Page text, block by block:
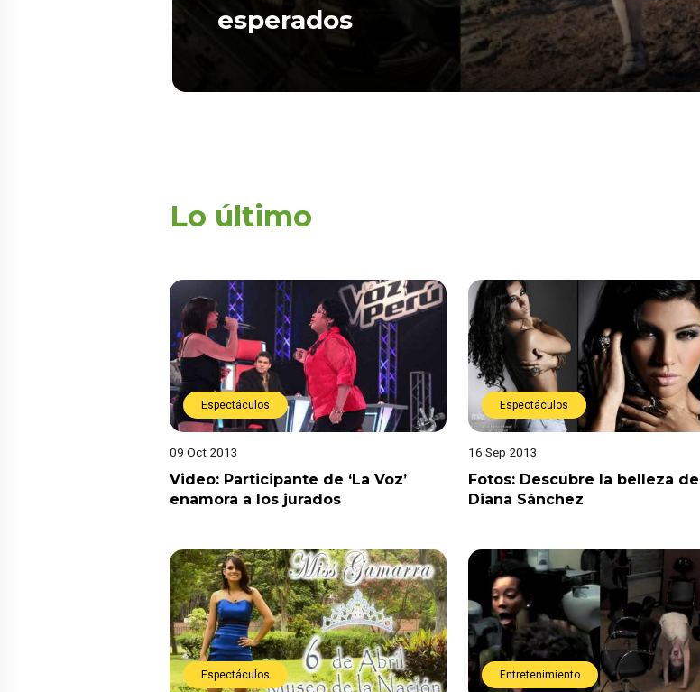
esperados
Lo último
Espectáculos
09 Oct 2013
Video: Participante de ‘La Voz’
enamora a los jurados
Espectáculos
16 Sep 2013
Fotos: Descubre la belleza de
Diana Sánchez
Espectáculos Entretenimiento